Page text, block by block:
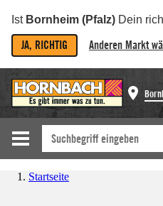
Ist Bornheim (Pfalz) Dein
JA, RICHTIG Anderen Markt
Startseite